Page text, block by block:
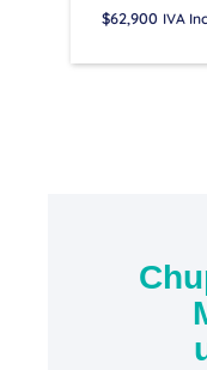
$62,900 IVA